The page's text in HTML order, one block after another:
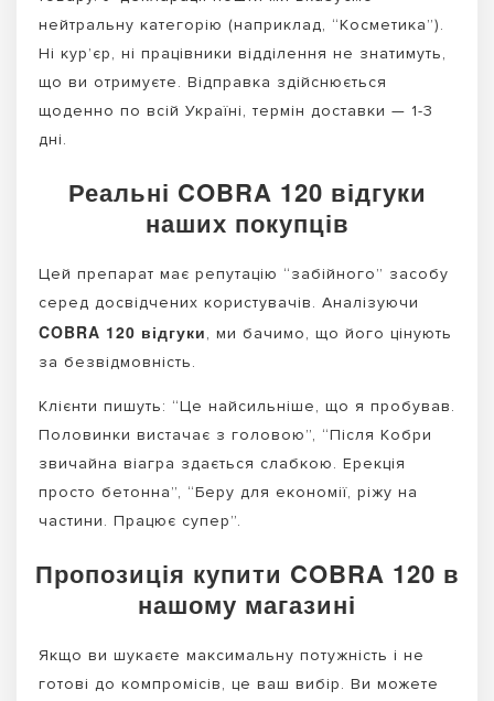
нейтральну категорію (наприклад, “Косметика”).
Ні кур’єр, ні працівники відділення не знатимуть,
що ви отримуєте. Відправка здійснюється
щоденно по всій Україні, термін доставки — 1-3
дні.
Реальні COBRA 120 відгуки
наших покупців
Цей препарат має репутацію “забійного” засобу
серед досвідчених користувачів. Аналізуючи
COBRA 120 відгуки, ми бачимо, що його цінують
за безвідмовність.
Клієнти пишуть: “Це найсильніше, що я пробував.
Половинки вистачає з головою”, “Після Кобри
звичайна віагра здається слабкою. Ерекція
просто бетонна”, “Беру для економії, ріжу на
частини. Працює супер”.
Пропозиція купити COBRA 120 в
нашому магазині
Якщо ви шукаєте максимальну потужність і не
готові до компромісів, це ваш вибір. Ви можете